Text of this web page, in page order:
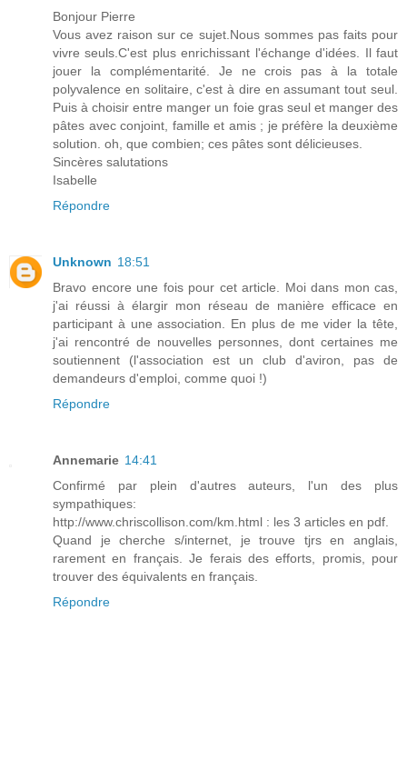
Bonjour Pierre
Vous avez raison sur ce sujet.Nous sommes pas faits pour
vivre seuls.C'est plus enrichissant l'échange d'idées. Il faut
jouer la complémentarité. Je ne crois pas à la totale
polyvalence en solitaire, c'est à dire en assumant tout seul.
Puis à choisir entre manger un foie gras seul et manger des
pâtes avec conjoint, famille et amis ; je préfère la deuxième
solution. oh, que combien; ces pâtes sont délicieuses.
Sincères salutations
Isabelle
Répondre
Unknown 18:51
Bravo encore une fois pour cet article. Moi dans mon cas,
j'ai réussi à élargir mon réseau de manière efficace en
participant à une association. En plus de me vider la tête,
j'ai rencontré de nouvelles personnes, dont certaines me
soutiennent (l'association est un club d'aviron, pas de
demandeurs d'emploi, comme quoi !)
Répondre
Annemarie 14:41
Confirmé par plein d'autres auteurs, l'un des plus
sympathiques:
http://www.chriscollison.com/km.html : les 3 articles en pdf.
Quand je cherche s/internet, je trouve tjrs en anglais,
rarement en français. Je ferais des efforts, promis, pour
trouver des équivalents en français.
Répondre